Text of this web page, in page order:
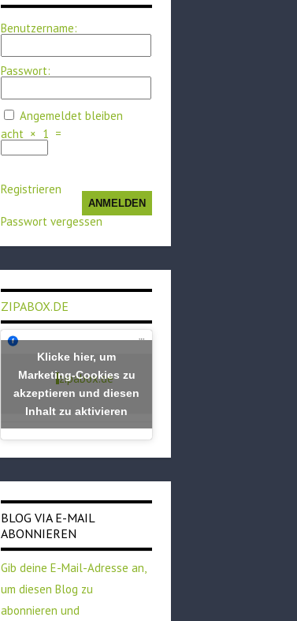
Benutzername:
Passwort:
Angemeldet bleiben
acht × 1 =
ANMELDEN
Registrieren
Passwort vergessen
ZIPABOX.DE
zipabox.de
Klicke hier, um
Marketing-Cookies zu
akzeptieren und diesen
Inhalt zu aktivieren
BLOG VIA E-MAIL
ABONNIEREN
Gib deine E-Mail-Adresse an,
um diesen Blog zu
abonnieren und